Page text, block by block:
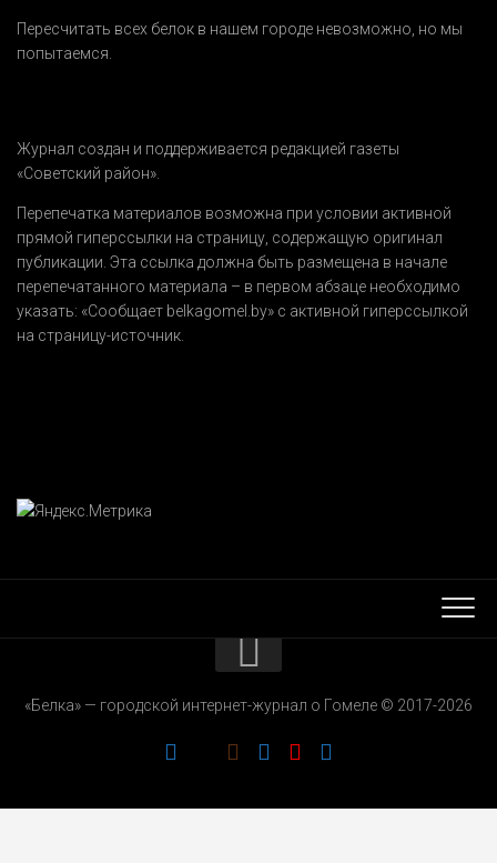
Пересчитать всех белок в нашем городе невозможно, но мы
попытаемся.
Журнал создан и поддерживается редакцией газеты
«Советский район».
Перепечатка материалов возможна при условии активной
прямой гиперссылки на страницу, содержащую оригинал
публикации. Эта ссылка должна быть размещена в начале
перепечатанного материала – в первом абзаце необходимо
указать: «Сообщает belkagomel.by» с активной гиперссылкой
на страницу-источник.
РЕКЛАМОДАТЕЛЯМ
«Белка» — городской интернет-журнал о Гомеле © 2017-2026